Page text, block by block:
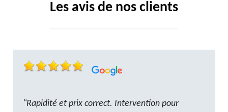
Les avis de nos clients
"Rapidité et prix correct. Intervention pour